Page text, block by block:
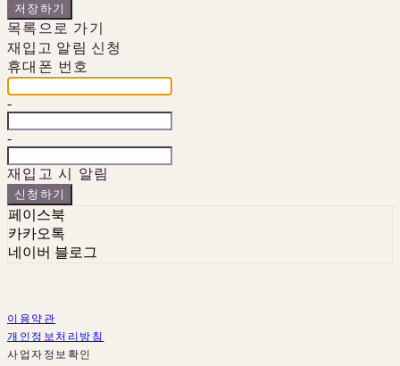
저장하기
목록으로 가기
재입고 알림 신청
휴대폰 번호
-
-
재입고 시 알림
신청하기
페이스북
카카오톡
네이버 블로그
이용약관
개인정보처리방침
사업자정보확인